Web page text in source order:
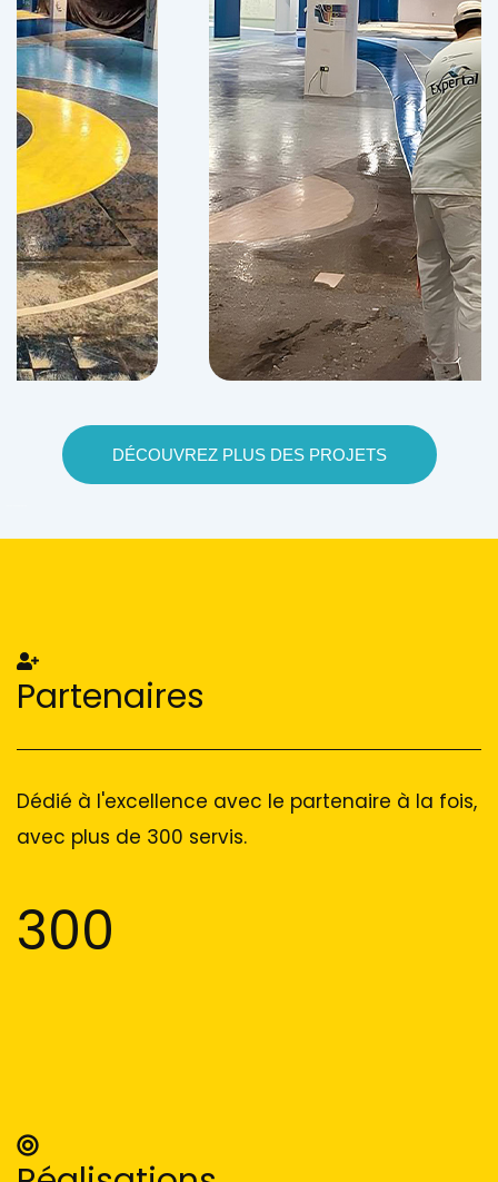
DÉCOUVREZ PLUS DES PROJETS
Partenaires
Dédié à l'excellence avec le partenaire à la fois,
avec plus de 300 servis.
300